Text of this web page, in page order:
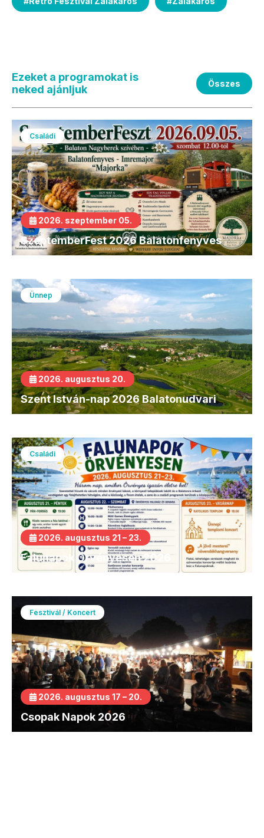
Ezeket a programokat is
neked ajánljuk
Összes
Családi
2026. szeptember 05.
SzeptemberFest 2026 Balatonfenyves
Ünnep
2026. augusztus 20.
Szent István-nap 2026 Balatonudvari
Családi
2026. augusztus 21 – 23.
Falunapok Örvényesen 2026
Fesztivál / Koncert
2026. augusztus 17 – 20.
Csopak Napok 2026